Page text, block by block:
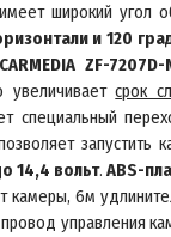
имеет широкий угол
и 120
CARMEDIA ZF-7207D-
увеличиваетсрок
специальный
запустить
14,4 вольт. ABS-
камеры, 6м
управления